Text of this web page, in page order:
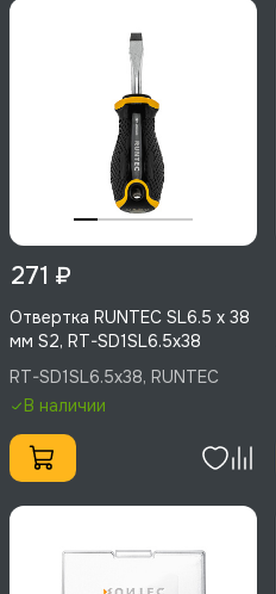
271 ₽
Отвертка RUNTEC SL6.5 x 38
мм S2, RT-SD1SL6.5x38
RT-SD1SL6.5x38, RUNTEC
В наличии